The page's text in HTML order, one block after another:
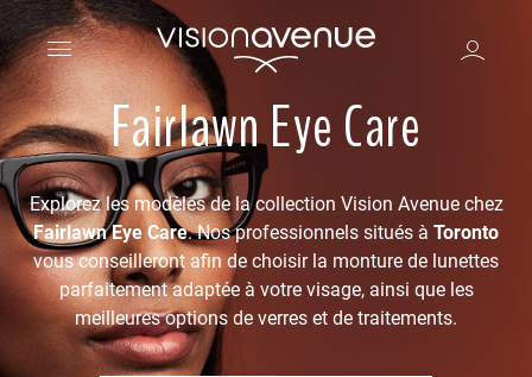
Fairlawn Eye Care
Explorez les modèles de la collection Vision Avenue chez
Fairlawn Eye Care. Nos professionnels situés à Toronto
vous conseilleront afin de choisir la monture de lunettes
parfaitement adaptée à votre visage, ainsi que les
meilleures options de verres et de traitements.